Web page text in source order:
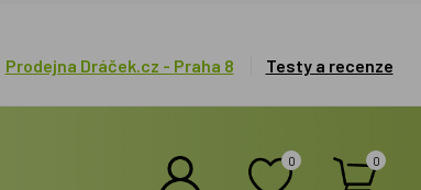
Prodejna Dráček.cz - Praha 8 Testy a recenze
0 0